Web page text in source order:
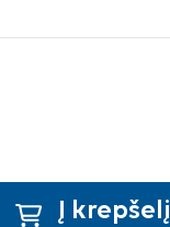
Į krepšelį